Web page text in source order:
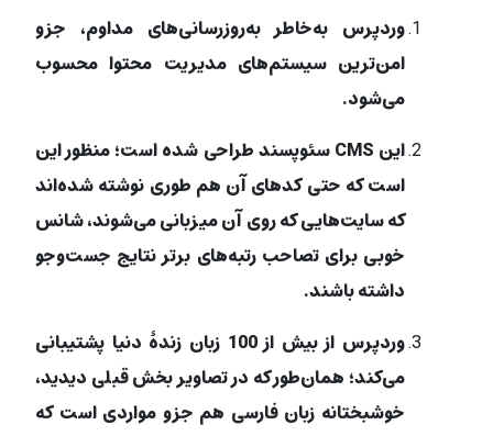
وردپرس به‌خاطر به‌روزرسانی‌های مداوم، جزو
امن‌ترین سیستم‌های مدیریت محتوا محسوب
می‌شود.
این CMS سئوپسند طراحی شده است؛ منظور این
است که حتی کدهای آن هم طوری نوشته شده‌اند
که سایت‌هایی که روی آن میزبانی می‌شوند، شانس
خوبی برای تصاحب رتبه‌های برتر نتایج جست‌وجو
داشته باشند.
وردپرس از بیش از 100 زبان زندۀ دنیا پشتیبانی
می‌کند؛ همان‌طور که در تصاویر بخش قبلی دیدید،
خوشبختانه زبان فارسی هم جزو مواردی است که